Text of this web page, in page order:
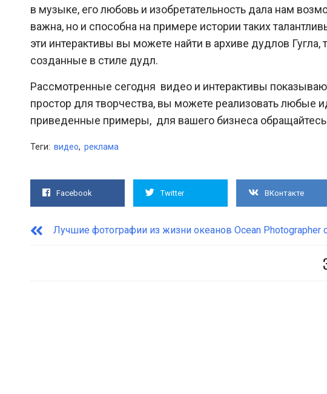
в музыке, его любовь и изобретательность дала нам
важна, но и способна на примере истории таких
эти интерактивы вы можете найти в архиве дудлов
созданные в стиле дудл.
Рассмотренные сегодня видео и интерактивы
простор для творчества, вы можете реализовать
приведенные примеры, для вашего бизнеса
Теги: видео, реклама
Facebook Twitter ВКонтакте
Лучшие фотографии из жизни океанов Ocean Photographer